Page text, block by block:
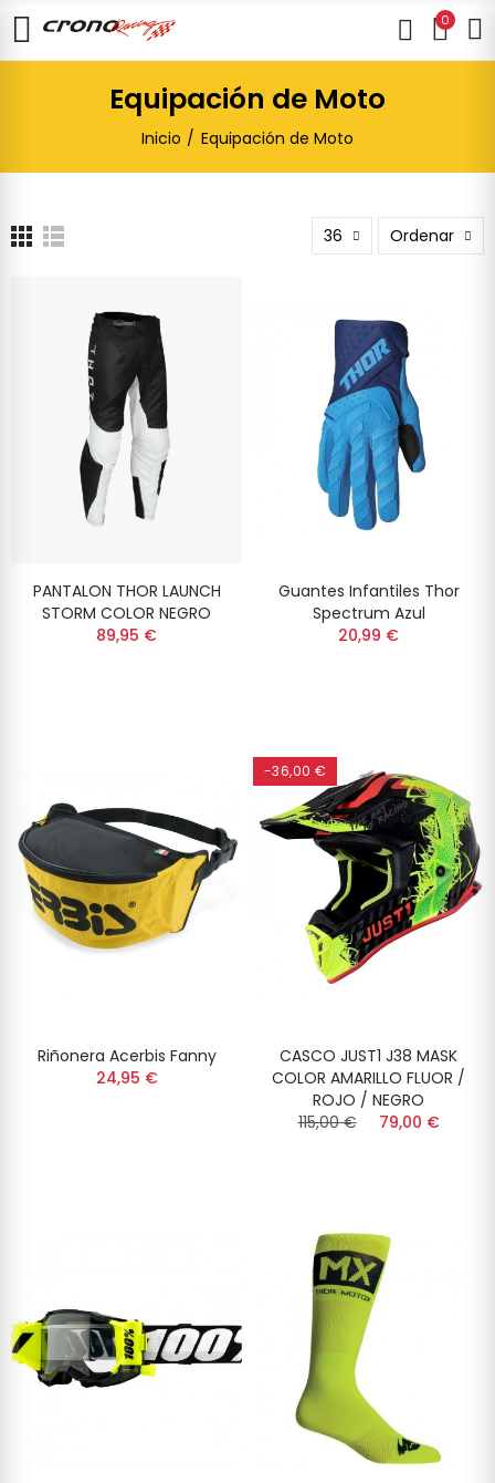
0
Equipación de Moto
Inicio Equipación de Moto
36 Ordenar
PANTALON THOR LAUNCH
STORM COLOR NEGRO
89,95 €
Guantes Infantiles Thor
Spectrum Azul
20,99 €
Riñonera Acerbis Fanny
24,95 €
-36,00 €
CASCO JUST1 J38 MASK
COLOR AMARILLO FLUOR /
ROJO / NEGRO
115,00 €
79,00 €